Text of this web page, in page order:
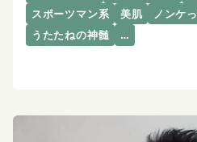
スポーツマン系
美肌 ノンケ
うたたねの神髄
…